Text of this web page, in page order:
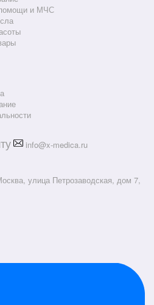
помощи и МЧС
info@x-medica.ru
улица Петрозаводская, дом 7,